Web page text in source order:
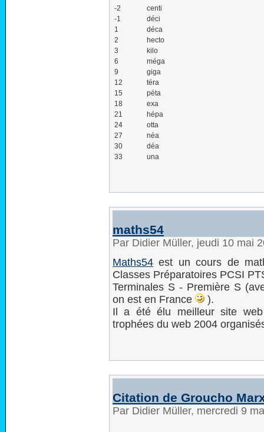
-2
centi
-1
déci
1
déca
2
hecto
3
kilo
6
méga
9
giga
12
téra
15
péta
18
exa
21
hépa
24
otta
27
néa
30
déa
33
una
maths54
Par Didier Müller, jeudi 10 mai
Maths54 est un cours de
Classes Préparatoires PCSI
Terminales S - Première S
on est en France
).
Il a été élu meilleur site web
trophées du web 2004
Citation de Groucho
Par Didier Müller, mercredi 9